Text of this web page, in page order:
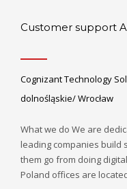
Customer support
Cognizant Technology
dolnośląskie/ Wrocław
What we do We are
leading companies build
them go from doing
Poland offices are